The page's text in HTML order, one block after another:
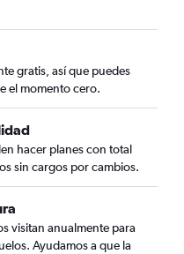
gratis, así que puedes
el momento cero.
hacer planes con total
sin cargos por cambios.
visitan anualmente para
Ayudamos a que la